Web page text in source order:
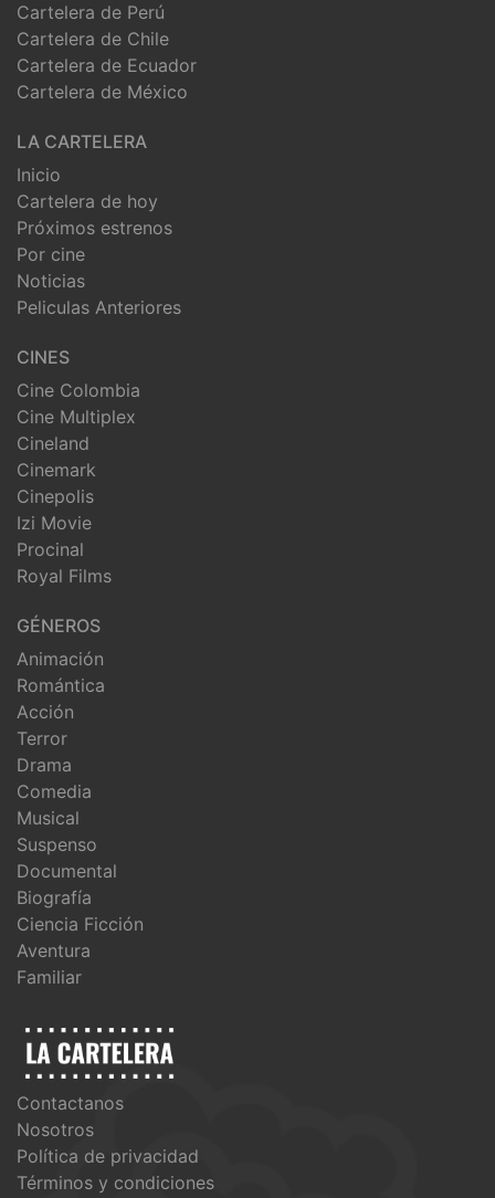
Cartelera de Perú
Cartelera de Chile
Cartelera de Ecuador
Cartelera de México
LA CARTELERA
Inicio
Cartelera de hoy
Próximos estrenos
Por cine
Noticias
Peliculas Anteriores
CINES
Cine Colombia
Cine Multiplex
Cineland
Cinemark
Cinepolis
Izi Movie
Procinal
Royal Films
GÉNEROS
Animación
Romántica
Acción
Terror
Drama
Comedia
Musical
Suspenso
Documental
Biografía
Ciencia Ficción
Aventura
Familiar
Contactanos
Nosotros
Política de privacidad
Términos y condiciones